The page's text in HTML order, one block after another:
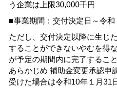
う企業は上限30,000千円
■事業期間：交付決定日～令和
ただし、交付決定以降に生じ
することができないやむを得
が予定の期間内に完了するこ
あらかじめ 補助金変更承認申
受けた場合は令和10年１月31